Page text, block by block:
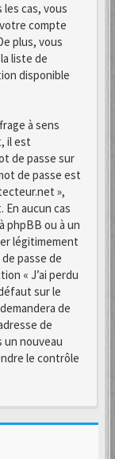
cas, vous
compte
plus, vous
liste de
disponible
à sens
il est
de passe sur
de passe est
»,
aucun cas
phpBB ou à un
légitimement
passe de
« J’ai perdu
sur le
de
de
un nouveau
le contrôle